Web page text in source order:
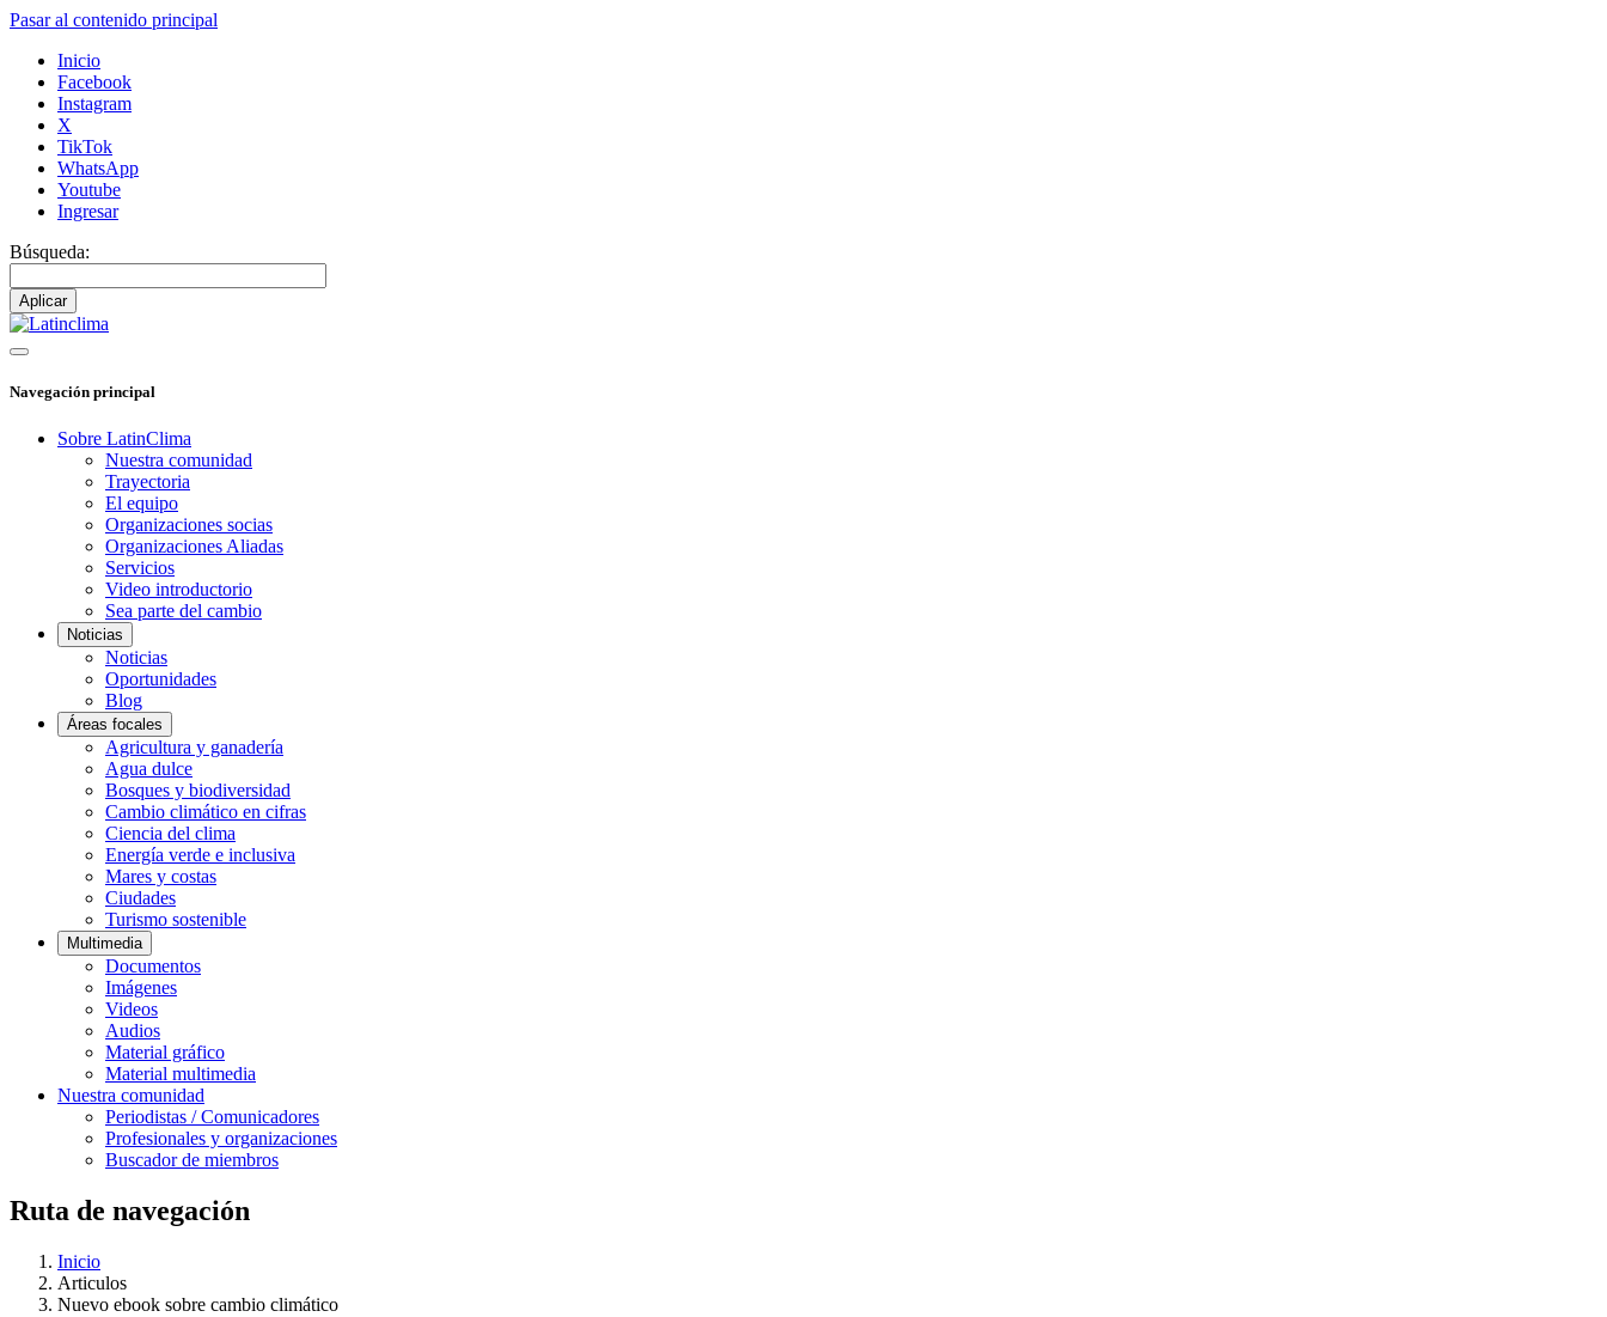
Pasar al contenido principal
Inicio
Facebook
Instagram
X
TikTok
WhatsApp
Youtube
Ingresar
Búsqueda:
Navegación principal
Sobre LatinClima
Nuestra comunidad
Trayectoria
El equipo
Organizaciones socias
Organizaciones Aliadas
Servicios
Video introductorio
Sea parte del cambio
Noticias
Noticias
Oportunidades
Blog
Áreas focales
Agricultura y ganadería
Agua dulce
Bosques y biodiversidad
Cambio climático en cifras
Ciencia del clima
Energía verde e inclusiva
Mares y costas
Ciudades
Turismo sostenible
Multimedia
Documentos
Imágenes
Videos
Audios
Material gráfico
Material multimedia
Nuestra comunidad
Periodistas / Comunicadores
Profesionales y organizaciones
Buscador de miembros
Ruta de navegación
Inicio
Articulos
Nuevo ebook sobre cambio climático